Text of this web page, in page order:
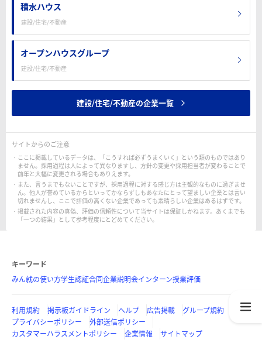
積水ハウス
建設/住宅/不動産
オープンハウスグループ
建設/住宅/不動産
建設/住宅/不動産の企業一覧
サイトからのご注意
ここに掲載しているデータは、「こうすれば必ずうまくいく」という類のものではあり
ません。採用過程は人によって異なりますし、方針の変更や採用担当者が変わることで
前年と大幅に変更される場合もありえます。
また、言うまでもないことですが、採用過程に対する感じ方は主観的なものに過ぎませ
ん。他人が誉めているからといってかならずしもあなたにとって望ましい企業とは言い
切れませんし、ここで評価の高くない企業であっても素晴らしい企業はあるはずです。
掲載された内容の真偽、評価の信頼性について当サイトは保証しかねます。あくまでも
「一つの結果」として参考程度にとどめてください。
キーワード
みん就の使い方学生認証合同企業説明会インターン授業評価
利用規約 掲示板ガイドライン ヘルプ 広告掲載
グループ規約
プライバシーポリシー
外部送信ポリシー
カスタマーハラスメントポリシー
企業情報 サイトマップ